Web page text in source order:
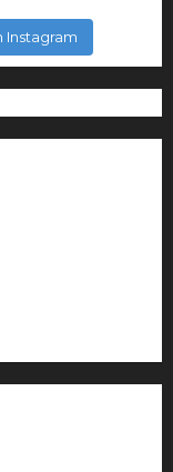
Instagram